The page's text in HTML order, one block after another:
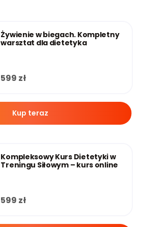
Żywienie w biegach. Kompletny
warsztat dla dietetyka
599 zł
Kup teraz
Kompleksowy Kurs Dietetyki w
Treningu Siłowym – kurs online
599 zł